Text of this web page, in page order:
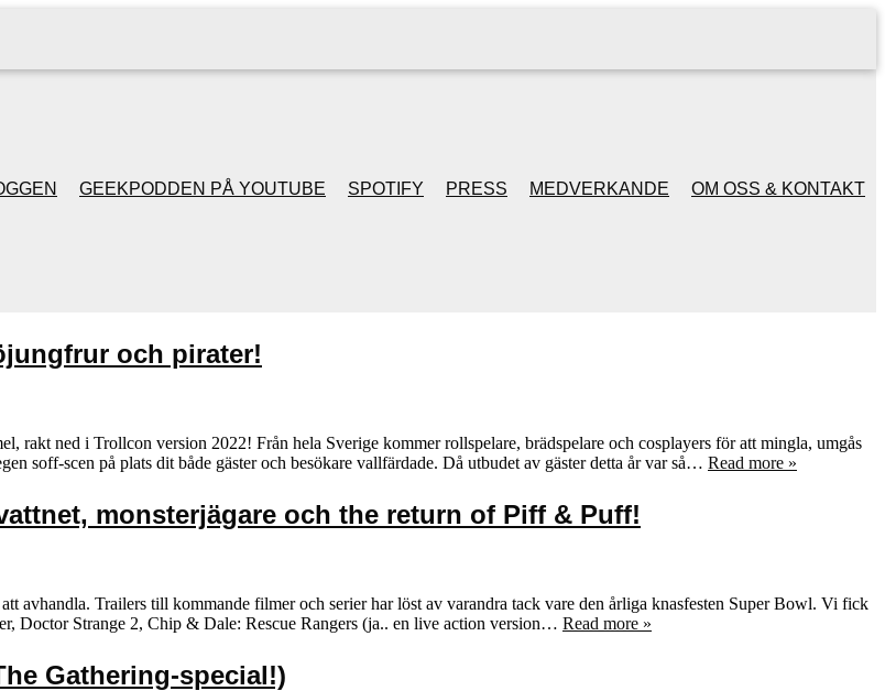
GEEKPODDEN PÅ YOUTUBE
& FILIPH
GEEKPODDENS
JULSPECIALER 2013
SPOTIFY PRESS MEDVERKANDE OM OSS & KONTAKT
och pirater!
rakt ned i Trollcon version 2022! Från hela Sverige kommer rollspelare, brädspelare och cosplayers för att mingla, umgås
soff-scen på plats dit både gäster och besökare vallfärdade. Då utbudet av gäster detta år var så… Read more »
monsterjägare och the return of Piff & Puff!
avhandla. Trailers till kommande filmer och serier har löst av varandra tack vare den årliga knasfesten Super Bowl. Vi fick
Doctor Strange 2, Chip & Dale: Rescue Rangers (ja.. en live action version… Read more »
Gathering-special!)